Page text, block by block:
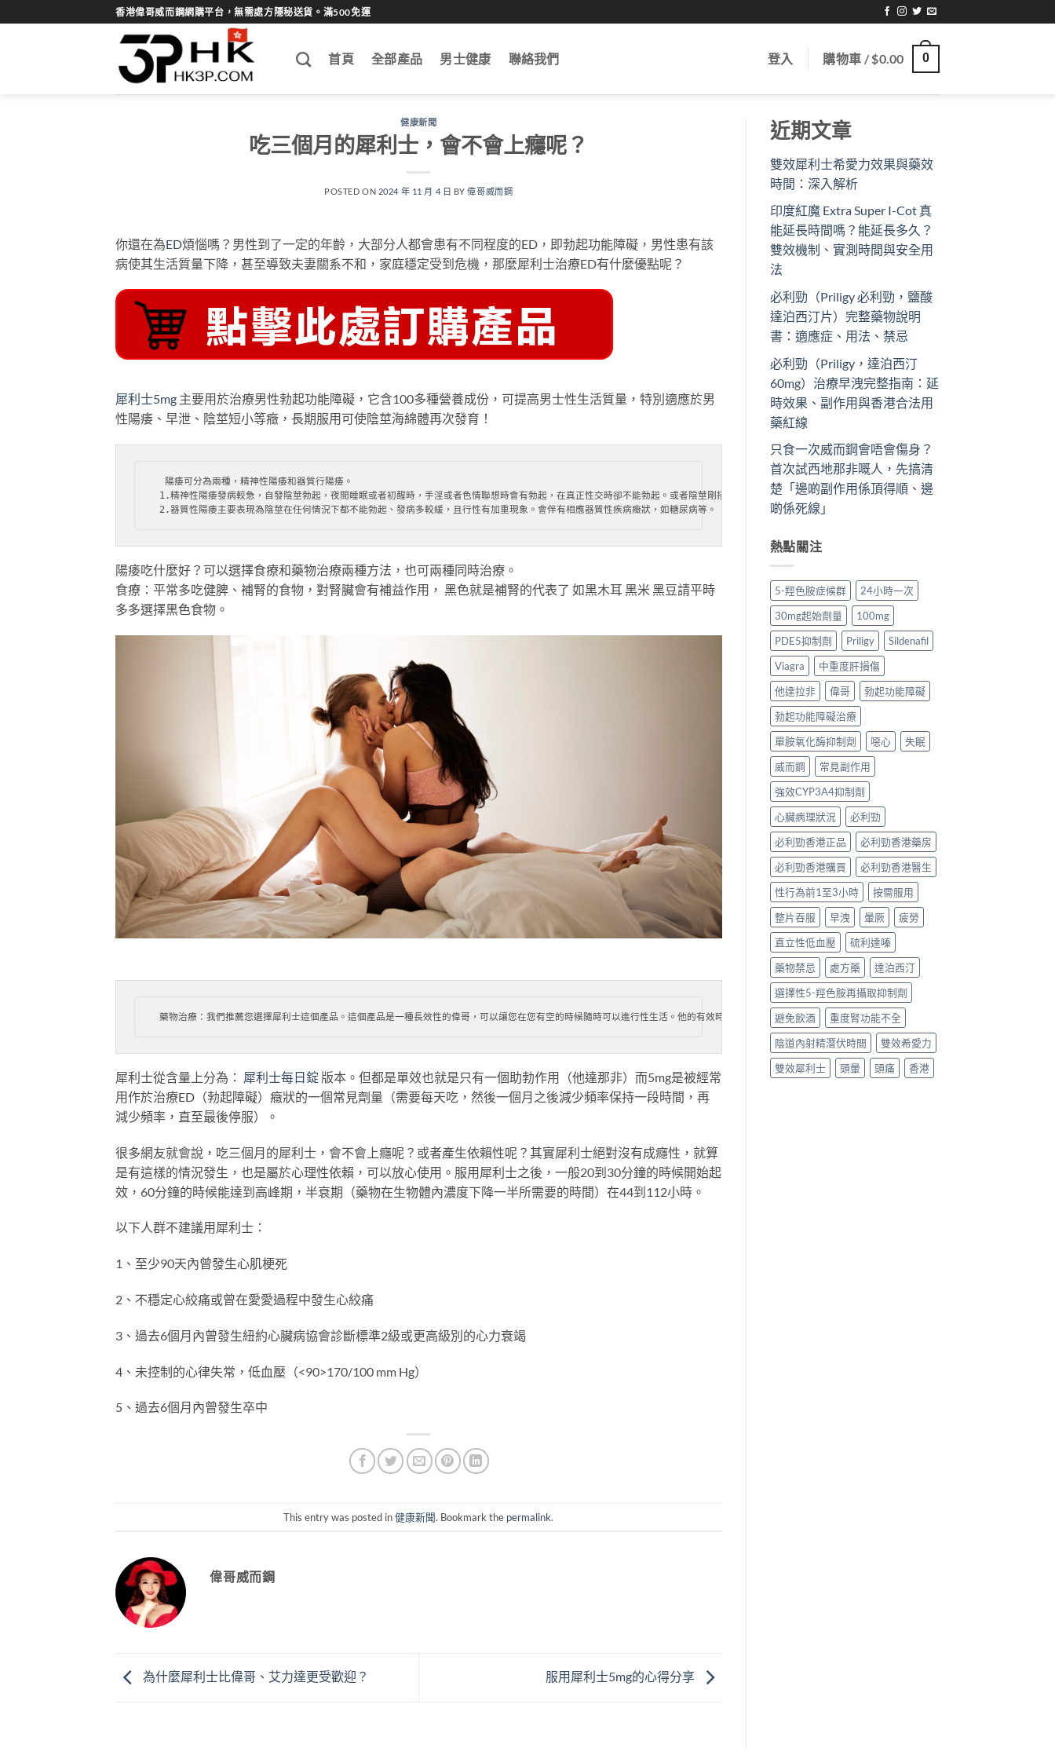
to
香港偉哥威而鋼網購平台，無需處方隱秘送貨。滿500免運
首頁 全部產品 男士健康 聯絡我們 登入 購物車 /$0.00 0
健康新聞
吃三個月的犀利士，會不會上癮呢？
POSTED ON 2024 年 11 月 4 日 BY偉哥威而鋼
你還在為ED煩惱嗎？男性到了一定的年齡，大部分人都會患有不同程度的ED，即勃起功能障礙，男性患有該
病使其生活質量下降，甚至導致夫妻關系不和，家庭穩定受到危機，那麼犀利士治療ED有什麼優點呢？
犀利士5mg 主要用於治療男性勃起功能障礙，它含100多種營養成份，可提高男士性生活質量，特別適應於男
性陽痿、早泄、陰莖短小等癥，長期服用可使陰莖海綿體再次發育！
  陽痿可分為兩種，精神性陽痿和器質行陽痿。
1.精神性陽痿發病較急，自發陰莖勃起，夜間睡眠或者初醒時，手淫或者色情聯想時會有勃起，在真正性交時卻不能勃起。或者陰莖剛接觸女體時能堅硬勃起卻在插入時又萎軟。伴有精神不振精神狀態等等。
2.器質性陽痿主要表現為陰莖在任何情況下都不能勃起、發病多較緩，且行性有加重現象。會伴有相應器質性疾病癥狀，如糖尿病等。
陽痿吃什麼好？可以選擇食療和藥物治療兩種方法，也可兩種同時治療。
食療：平常多吃健脾、補腎的食物，對腎臟會有補益作用， 黑色就是補腎的代表了 如黑木耳 黑米 黑豆請平時
多多選擇黑色食物。
藥物治療：我們推薦您選擇犀利士這個產品。這個產品是一種長效性的偉哥，可以讓您在您有空的時候隨時可以進行性生活。他的有效時間長達36個小時。 溫馨提醒需憑處方購買犀利士。
犀利士從含量上分為： 犀利士每日錠 版本。但都是單效也就是只有一個助勃作用（他達那非）而5mg是被經常
用作於治療ED（勃起障礙）癥狀的一個常見劑量（需要每天吃，然後一個月之後減少頻率保持一段時間，再
減少頻率，直至最後停服）。
很多網友就會說，吃三個月的犀利士，會不會上癮呢？或者產生依賴性呢？其實犀利士絕對沒有成癮性，就算
是有這樣的情況發生，也是屬於心理性依賴，可以放心使用。服用犀利士之後，一般20到30分鐘的時候開始起
效，60分鐘的時候能達到高峰期，半衰期（藥物在生物體內濃度下降一半所需要的時間）在44到112小時。
以下人群不建議用犀利士：
1、至少90天內曾發生心肌梗死
2、不穩定心絞痛或曾在愛愛過程中發生心絞痛
3、過去6個月內曾發生紐約心臟病協會診斷標準2級或更高級別的心力衰竭
4、未控制的心律失常，低血壓（<90>170/100 mm Hg）
5、過去6個月內曾發生卒中
This entry was posted in健康新聞. Bookmark the permalink.
偉哥威而鋼
為什麼犀利士比偉哥、艾力達更受歡迎？ 服用犀利士5mg的心得分享
近期文章
雙效犀利士希愛力效果與藥效
時間：深入解析
印度紅魔 Extra Super I-Cot 真
能延長時間嗎？能延長多久？
雙效機制、實測時間與安全用
法
必利勁（Priligy 必利勁，鹽酸
達泊西汀片）完整藥物說明
書：適應症、用法、禁忌
必利勁（Priligy，達泊西汀
60mg）治療早洩完整指南：延
時效果、副作用與香港合法用
藥紅線
只食一次威而鋼會唔會傷身？
首次試西地那非嘅人，先搞清
楚「邊啲副作用係頂得順、邊
啲係死線」
熱點關注
5-羥色胺症候群
24小時一次
30mg起始劑量
100mg
PDE5抑制劑
Priligy
Sildenafil
Viagra
中重度肝損傷
他達拉非
偉哥
勃起功能障礙
勃起功能障礙治療
單胺氧化酶抑制劑
噁心
失眠
威而鋼
常見副作用
強效CYP3A4抑制劑
心臟病理狀況
必利勁
必利勁香港正品
必利勁香港藥房
必利勁香港購買
必利勁香港醫生
性行為前1至3小時
按需服用
整片吞服
早洩 暈厥
疲勞
直立性低血壓
硫利達嗪
藥物禁忌
處方藥
達泊西汀
選擇性5-羥色胺再攝取抑制劑
避免飲酒
重度腎功能不全
陰道內射精潛伏時間
雙效希愛力
雙效犀利士
頭暈 頭痛 香港